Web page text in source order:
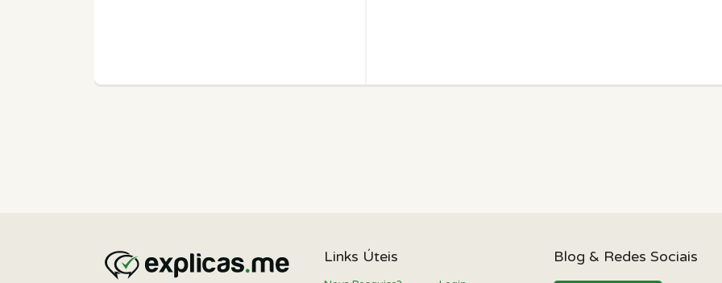
Links Úteis Blog & Redes Sociais